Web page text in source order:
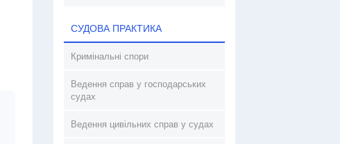
СУДОВА ПРАКТИКА
Кримінальні спори
Ведення справ у господарських
судах
Ведення цивільних справ у судах